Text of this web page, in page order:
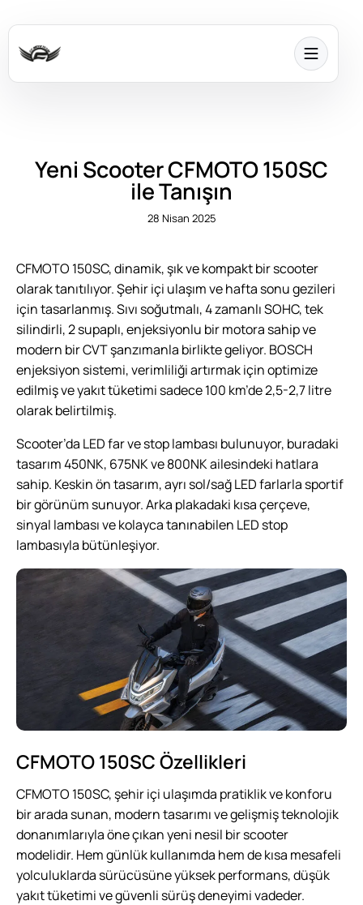
Yeni Scooter CFMOTO 150SC
ile Tanışın
28 Nisan 2025
CFMOTO 150SC, dinamik, şık ve kompakt bir scooter
olarak tanıtılıyor. Şehir içi ulaşım ve hafta sonu gezileri
için tasarlanmış. Sıvı soğutmalı, 4 zamanlı SOHC, tek
silindirli, 2 supaplı, enjeksiyonlu bir motora sahip ve
modern bir CVT şanzımanla birlikte geliyor. BOSCH
enjeksiyon sistemi, verimliliği artırmak için optimize
edilmiş ve yakıt tüketimi sadece 100 km’de 2,5-2,7 litre
olarak belirtilmiş.
Scooter’da LED far ve stop lambası bulunuyor, buradaki
tasarım 450NK, 675NK ve 800NK ailesindeki hatlara
sahip. Keskin ön tasarım, ayrı sol/sağ LED farlarla sportif
bir görünüm sunuyor. Arka plakadaki kısa çerçeve,
sinyal lambası ve kolayca tanınabilen LED stop
lambasıyla bütünleşiyor.
CFMOTO 150SC Özellikleri
CFMOTO 150SC, şehir içi ulaşımda pratiklik ve konforu
bir arada sunan, modern tasarımı ve gelişmiş teknolojik
donanımlarıyla öne çıkan yeni nesil bir scooter
modelidir. Hem günlük kullanımda hem de kısa mesafeli
yolculuklarda sürücüsüne yüksek performans, düşük
yakıt tüketimi ve güvenli sürüş deneyimi vadeder.